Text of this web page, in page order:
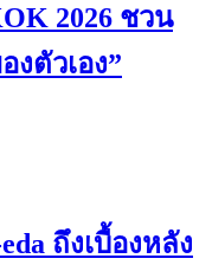
2026 ชวน
ตัวเอง”
ถึงเบื้องหลัง